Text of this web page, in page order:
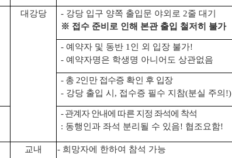
대강당 - 강당 입구 양쪽 출입문 야외로 2줄 대기
※ 접수 준비로 인해 본관 출입 철저히 불가
- 예약자 및 동반 1 인 외 입장 불가!
- 예약자명은 학생명 아니어도 상관없음
- 총 2인만 접수증 확인 후 입장
- 강당 출입 시 , 접수증 필수 지참(분실 주의 !)
-관계자 안내에 따른 지정 좌석에 착석
: 동행인과 좌석 분리될 수 있음! 협조요함!
교내 - 희망자에 한하여 참석 가능